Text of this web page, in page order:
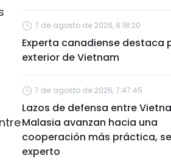
7 de agosto de 2026, 8:18:20
Experta canadiense destaca
exterior de Vietnam
7 de agosto de 2026, 7:47:45
Lazos de defensa entre
Malasia avanzan hacia una
cooperación más práctica,
experto